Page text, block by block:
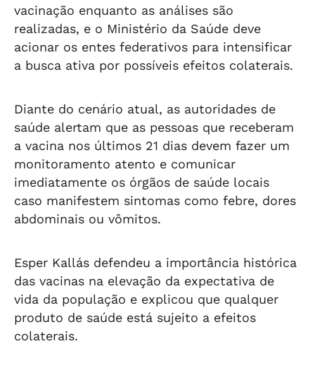
vacinação enquanto as análises são
realizadas, e o Ministério da Saúde deve
acionar os entes federativos para intensificar
a busca ativa por possíveis efeitos colaterais.
Diante do cenário atual, as autoridades de
saúde alertam que as pessoas que receberam
a vacina nos últimos 21 dias devem fazer um
monitoramento atento e comunicar
imediatamente os órgãos de saúde locais
caso manifestem sintomas como febre, dores
abdominais ou vômitos.
Esper Kallás defendeu a importância histórica
das vacinas na elevação da expectativa de
vida da população e explicou que qualquer
produto de saúde está sujeito a efeitos
colaterais.